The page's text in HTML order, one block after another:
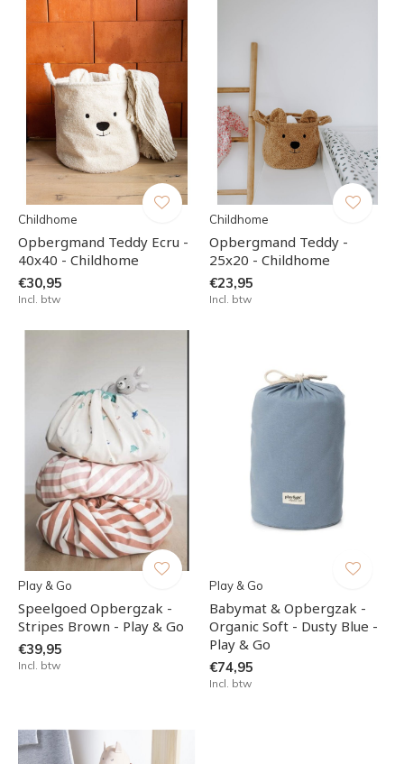
Childhome
Opbergmand Teddy Ecru -
40x40 - Childhome
€30,95
Incl. btw
Childhome
Opbergmand Teddy -
25x20 - Childhome
€23,95
Incl. btw
Play & Go
Speelgoed Opbergzak -
Stripes Brown - Play & Go
€39,95
Incl. btw
Play & Go
Babymat & Opbergzak -
Organic Soft - Dusty Blue -
Play & Go
€74,95
Incl. btw